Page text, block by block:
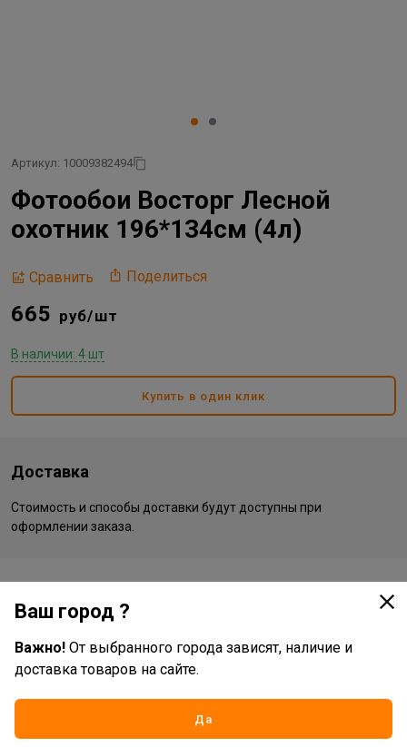
Артикул: 10009382494
Фотообои Восторг Лесной
охотник 196*134см (4л)
Сравнить Поделиться
665 руб/шт
В наличии: 4 шт
Купить в один клик
Доставка
Стоимость и способы доставки будут доступны при
оформлении заказа.
фотообои
Ваш город ?
Важно! От выбранного города зависят, наличие и
доставка товаров на сайте.
Да